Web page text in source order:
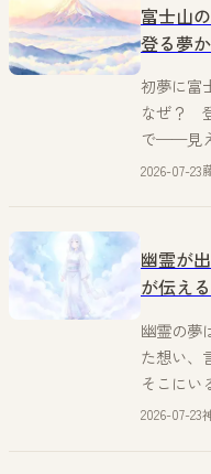
富士山
登る夢
初夢に富
なぜ？
で——見
を交えて
2026-07-23
幽霊が
が伝え
幽霊の夢
た想い、
そこにい
子が丁寧
2026-07-23